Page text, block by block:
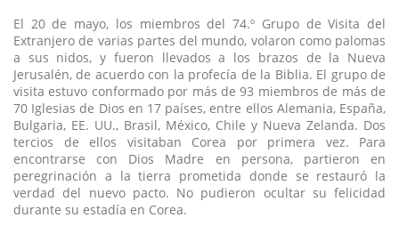
El 20 de mayo, los miembros del 74.º Grupo de Visita del
Extranjero de varias partes del mundo, volaron como palomas
a sus nidos, y fueron llevados a los brazos de la Nueva
Jerusalén, de acuerdo con la profecía de la Biblia. El grupo de
visita estuvo conformado por más de 93 miembros de más de
70 Iglesias de Dios en 17 países, entre ellos Alemania, España,
Bulgaria, EE. UU., Brasil, México, Chile y Nueva Zelanda. Dos
tercios de ellos visitaban Corea por primera vez. Para
encontrarse con Dios Madre en persona, partieron en
peregrinación a la tierra prometida donde se restauró la
verdad del nuevo pacto. No pudieron ocultar su felicidad
durante su estadía en Corea.